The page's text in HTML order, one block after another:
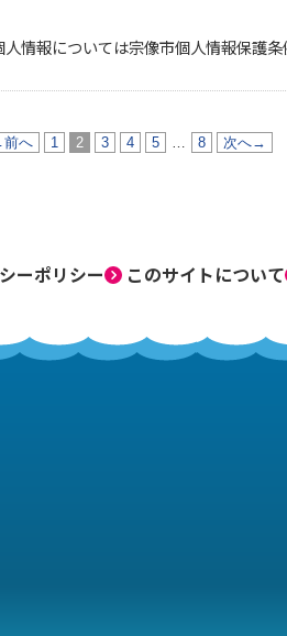
情報については宗像市個人情報保護
へ 1 2 3 4 5 … 8 次へ→
ーポリシー このサイトについて